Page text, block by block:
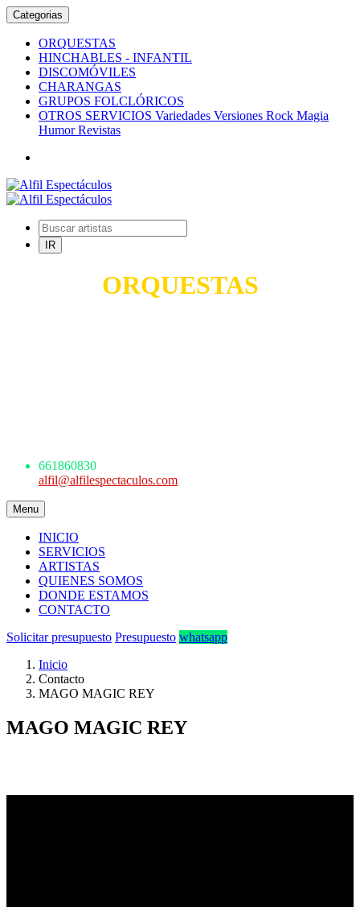
Categorias
ORQUESTAS
HINCHABLES - INFANTIL
DISCOMÓVILES
CHARANGAS
GRUPOS FOLCLÓRICOS
OTROS SERVICIOS Variedades Versiones Rock Magia
Humor Revistas
ORQUESTAS
661860830
alfil@alfilespectaculos.com
Menu
INICIO
SERVICIOS
ARTISTAS
QUIENES SOMOS
DONDE ESTAMOS
CONTACTO
Solicitar presupuesto Presupuesto whatsapp
Inicio
Contacto
MAGO MAGIC REY
MAGO MAGIC REY